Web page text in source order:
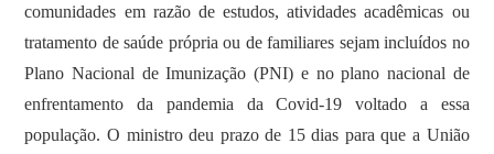
comunidades em razão de estudos, atividades acadêmicas ou
tratamento de saúde própria ou de familiares sejam incluídos no
Plano Nacional de Imunização (PNI) e no plano nacional de
enfrentamento da pandemia da Covid-19 voltado a essa
população. O ministro deu prazo de 15 dias para que a União